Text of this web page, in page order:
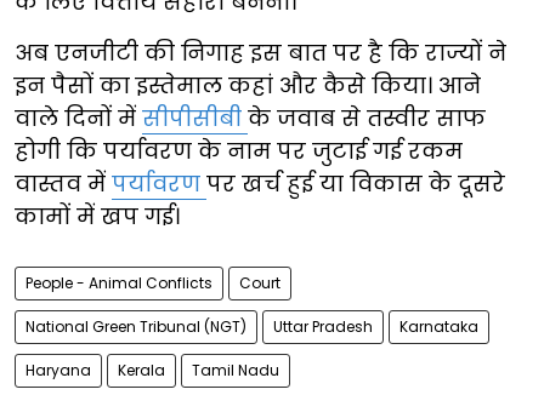
अब एनजीटी की निगाह इस बात पर है कि राज्यों ने
इन पैसों का इस्तेमाल कहां और कैसे किया। आने
वाले दिनों में सीपीसीबी के जवाब से तस्वीर साफ
होगी कि पर्यावरण के नाम पर जुटाई गई रकम
वास्तव में पर्यावरण पर खर्च हुई या विकास के दूसरे
कामों में खप गई।
People - Animal Conflicts Court
National Green Tribunal (NGT) Uttar Pradesh Karnataka
Haryana Kerala Tamil Nadu